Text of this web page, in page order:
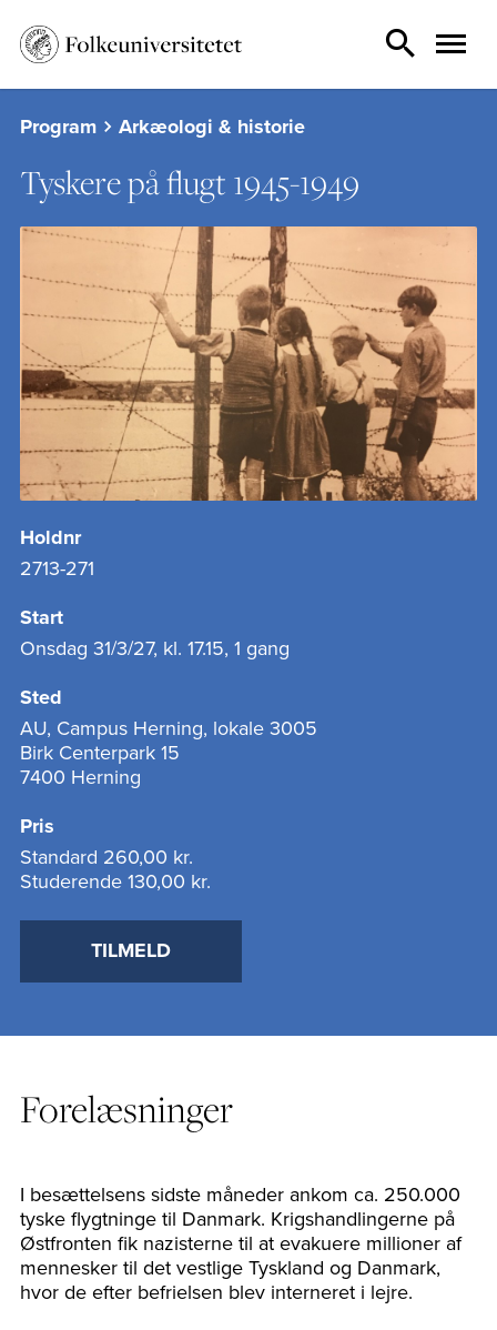
Program Arkæologi & historie
Tyskere på flugt 1945-1949
Holdnr
2713-271
Start
Onsdag 31/3/27, kl. 17.15, 1 gang
Sted
AU, Campus Herning, lokale 3005
Birk Centerpark 15
7400 Herning
Pris
Standard 260,00 kr.
Studerende 130,00 kr.
TILMELD
Forelæsninger
I besættelsens sidste måneder ankom ca. 250.000
tyske flygtninge til Danmark. Krigshandlingerne på
Østfronten fik nazisterne til at evakuere millioner af
mennesker til det vestlige Tyskland og Danmark,
hvor de efter befrielsen blev interneret i lejre.